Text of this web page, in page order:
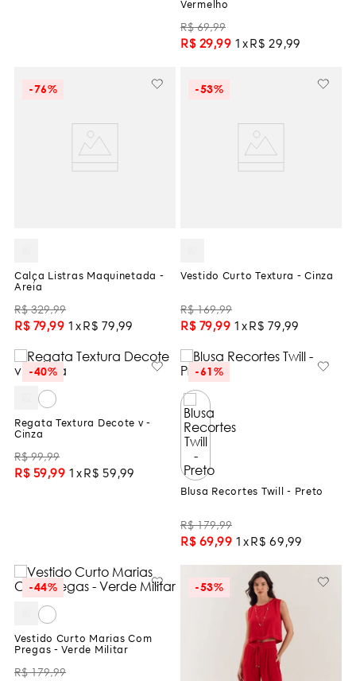
Vermelho
R$ 69,99
R$ 29,99 1 R$ 29 ,99
-76%
Calça Listras Maquinetada -
Areia
R$ 329,99
R$ 79,99 1 R$ 79 ,99
-53%
Vestido Curto Textura - Cinza
R$ 169,99
R$ 79,99 1 R$ 79 ,99
-40%
Regata Textura Decote v -
Cinza
R$ 99,99
R$ 59,99 1 R$ 59 ,99
-61%
Blusa Recortes Twill - Preto
R$ 179,99
R$ 69,99 1 R$ 69 ,99
-44%
Vestido Curto Marias Com
Pregas - Verde Militar
R$ 179,99
-53%